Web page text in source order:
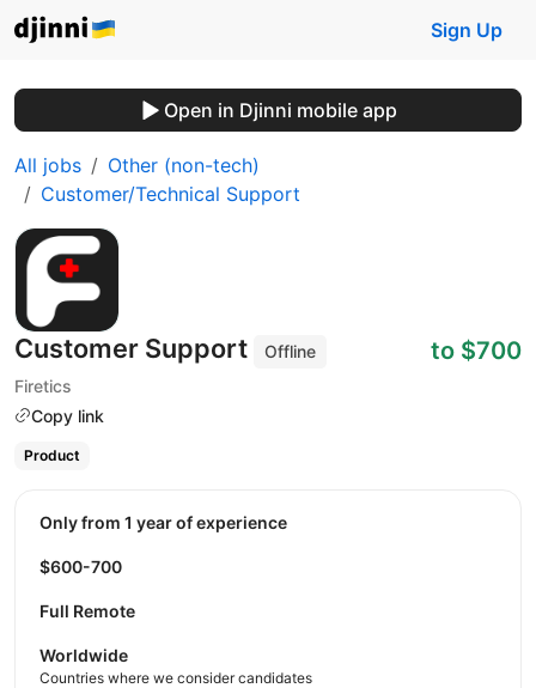
Sign Up
Open in Djinni mobile app
All jobs
Other (non-tech)
Customer/Technical Support
Customer Support
Offline
Firetics
Copy link
to $700
Product
Only from 1 year of experience
$600-700
Full Remote
Worldwide
Countries where we consider candidates